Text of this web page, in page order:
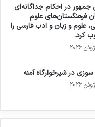
در احکام جداگانه‌ای
فرهنگستان‌های علوم
علوم و زبان و ادب فارسی را
کرد.
در شیرخوارگاه آمنه